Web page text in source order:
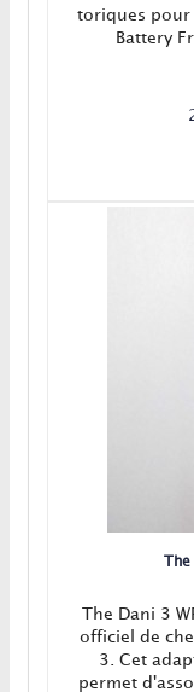
toriques pour
Battery
The Dani 3
officiel de
3. Cet
permet